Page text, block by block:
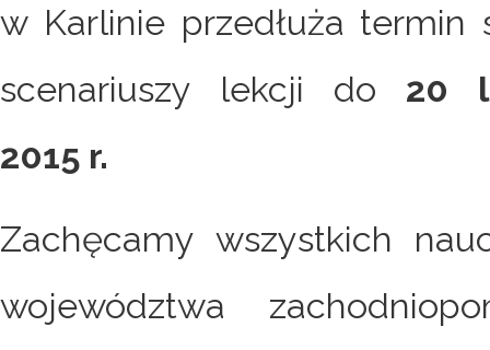
w Karlinie przedłuża termin
scenariuszy lekcji do 20
2015 r.
Zachęcamy wszystkich
województwa